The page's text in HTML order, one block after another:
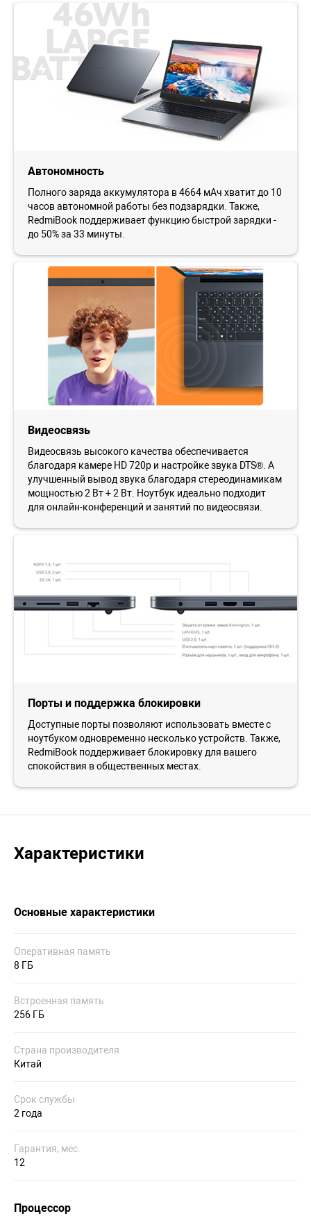
Автономность
Полного заряда аккумулятора в 4664 мАч хватит до 10
часов автономной работы без подзарядки. Также,
RedmiBook поддерживает функцию быстрой зарядки -
до 50% за 33 минуты.
Видеосвязь
Видеосвязь высокого качества обеспечивается
благодаря камере HD 720p и настройке звука DTS®. А
улучшенный вывод звука благодаря стереодинамикам
мощностью 2 Вт + 2 Вт. Ноутбук идеально подходит
для онлайн-конференций и занятий по видеосвязи.
Порты и поддержка блокировки
Доступные порты позволяют использовать вместе с
ноутбуком одновременно несколько устройств. Также,
RedmiBook поддерживает блокировку для вашего
спокойствия в общественных местах.
Характеристики
Основные характеристики
Оперативная память
8 ГБ
Встроенная память
256 ГБ
Страна производителя
Китай
Срок службы
2 года
Гарантия, мес.
12
Процессор